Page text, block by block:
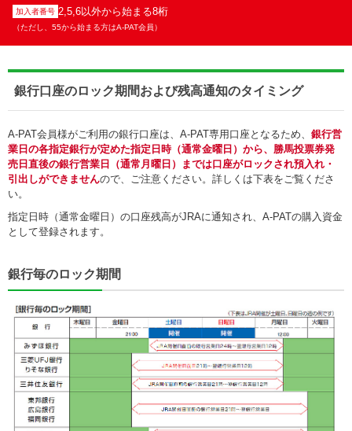
加入者番号 2,5,6以外から始まる8桁
（ただし、55から始まる方はA-PAT会員）
銀行口座のロック期間および残高通知のタイミング
A-PAT会員様がご利用の銀行口座は、A-PAT専用口座となるため、 銀行営
業日の各指定銀行が定めた指定日時（通常金曜日）から、勝馬投票券発
売日直後の銀行営業日（通常月曜日）までは口座がロックされ預入れ・
引出しができませんので、ご注意ください。詳しくは下表をご覧くださ
い。
指定日時（通常金曜日）の口座残高がJRAに通知され、A-PATの購入資金
として登録されます。
銀行毎のロック期間